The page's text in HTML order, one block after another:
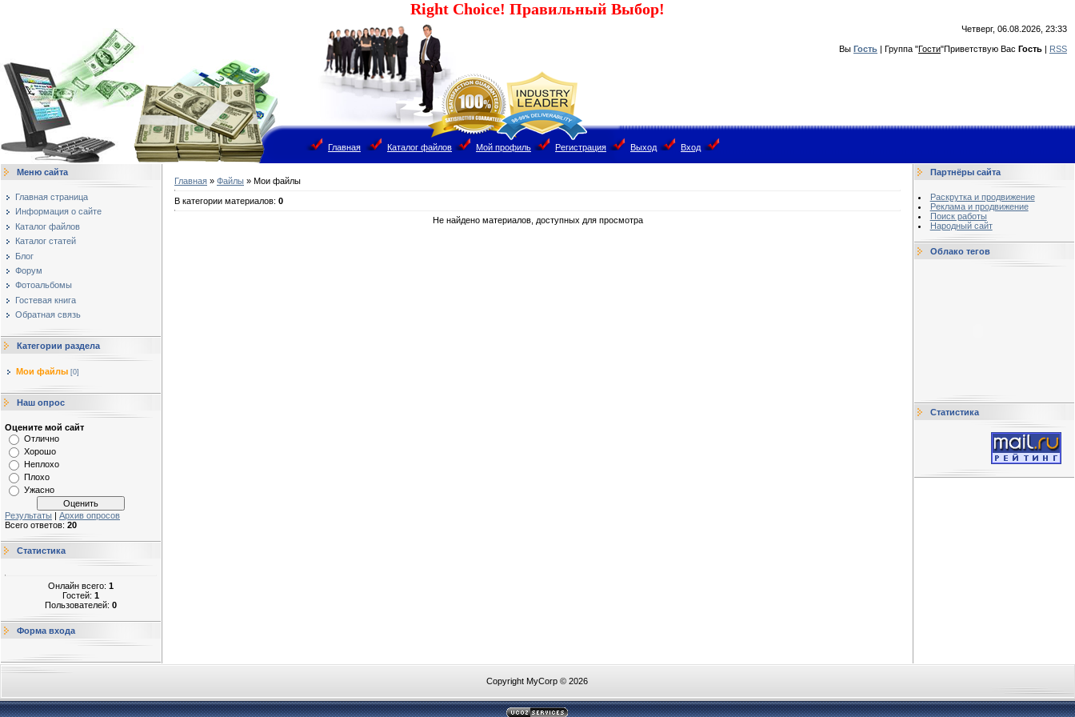
Right Choice! Правильный Выбор!
Четверг, 06.08.2026, 23:33
Вы Гость | Группа "Гости"Приветствую Вас Гость | RSS
Главная Каталог файлов Мой профиль Регистрация Выход Вход
Меню сайта
Главная страница
Информация о сайте
Каталог файлов
Каталог статей
Блог
Форум
Фотоальбомы
Гостевая книга
Обратная связь
Категории раздела
Мои файлы [0]
Наш опрос
Оцените мой сайт
Отлично
Хорошо
Неплохо
Плохо
Ужасно
Результаты | Архив опросов
Всего ответов: 20
Статистика
Онлайн всего: 1
Гостей: 1
Пользователей: 0
Форма входа
Главная » Файлы » Мои файлы
В категории материалов: 0
Не найдено материалов, доступных для просмотра
Партнёры сайта
Раскрутка и продвижение
Реклама и продвижение
Поиск работы
Народный сайт
Облако тегов
Статистика
Copyright MyCorp © 2026